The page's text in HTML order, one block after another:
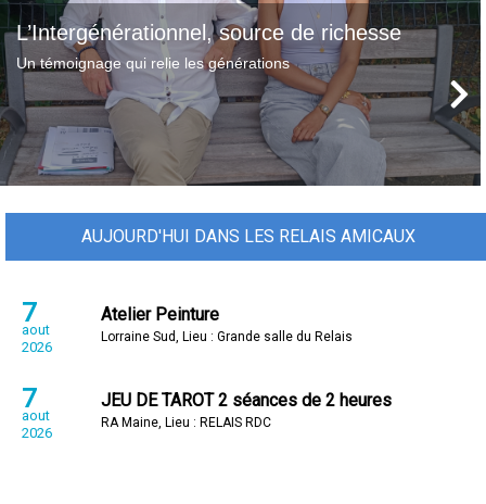
L’Intergénérationnel, source de richesse
Un témoignage qui relie les générations
AUJOURD'HUI DANS LES RELAIS AMICAUX
7
aout
2026
Atelier Peinture
Lorraine Sud, Lieu : Grande salle du Relais
7
aout
2026
JEU DE TAROT 2 séances de 2 heures
RA Maine, Lieu : RELAIS RDC